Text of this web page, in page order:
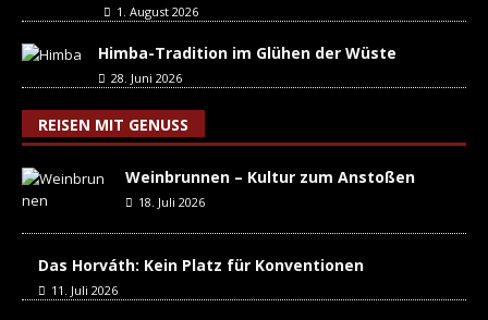
1. August 2026
Himba-Tradition im Glühen der Wüste
28. Juni 2026
REISEN MIT GENUSS
Weinbrunnen – Kultur zum Anstoßen
18. Juli 2026
Das Horváth: Kein Platz für Konventionen
11. Juli 2026